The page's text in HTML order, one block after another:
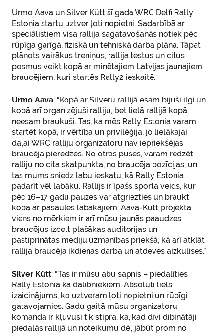
Urmo Aava un Silver Kütt šī gada WRC Delfi Rally
Estonia startu uztver ļoti nopietni. Sadarbībā ar
speciālistiem visa rallija sagatavošanās notiek pēc
rūpīga garīgā, fiziskā un tehniskā darba plāna. Tāpat
plānots vairākus treniņus, rallija testus un citus
posmus veikt kopā ar minētajiem Latvijas jaunajiem
braucējiem, kuri startēs Rally2 ieskaitē.
Urmo Aava: “Kopā ar Silveru rallijā esam bijuši ilgi un
kopā arī organizējuši ralliju, bet lielā rallijā kopā
neesam braukuši. Tas, ka mēs Rally Estonia varam
startēt kopā, ir vērtība un privilēģija, jo lielākajai
daļai WRC ralliju organizatoru nav iepriekšējas
braucēja pieredzes. No otras puses, varam redzēt
ralliju no cita skatpunkta, no braucēja pozīcijas, un
tas mums sniedz labu ieskatu, kā Rally Estonia
padarīt vēl labāku. Rallijs ir īpašs sporta veids, kur
pēc 16–17 gadu pauzes var atgriezties un braukt
kopā ar pasaules labākajiem. Aava-Kütt projekta
viens no mērķiem ir arī mūsu jaunās paaudzes
braucējus izcelt plašākas auditorijas un
pastiprinātas mediju uzmanības priekšā, kā arī atklāt
rallija braucēja ikdienas darba un atdeves aizkulises.”
Silver Kütt: “Tas ir mūsu abu sapnis – piedalīties
Rally Estonia kā dalībniekiem. Absolūti liels
izaicinājums, ko uztveram ļoti nopietni un rūpīgi
gatavojamies. Gadu gaitā mūsu organizatoru
komanda ir kļuvusi tik stipra, ka, kad divi dibinātāji
piedalās rallijā un noteikumu dēļ jābūt prom no